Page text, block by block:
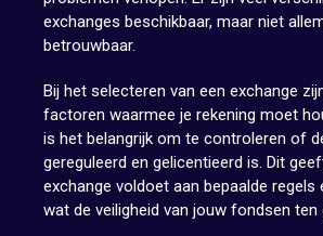
exchanges beschikbaar, maar niet
betrouwbaar.
Bij het selecteren van een exchange
factoren waarmee je rekening moet
is het belangrijk om te controleren of
gereguleerd en gelicentieerd is. Dit
exchange voldoet aan bepaalde
wat de veiligheid van jouw fondsen ten